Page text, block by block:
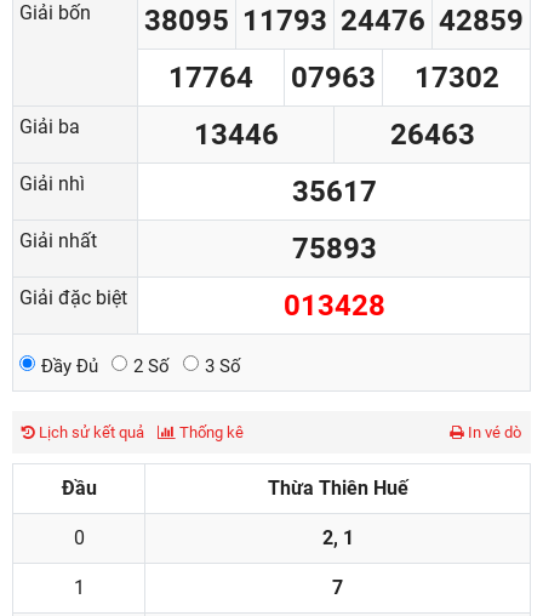
Giải bốn 38095 11793 24476 42859
17764
07963 17302
Giải ba 13446 26463
Giải nhì 35617
Giải nhất 75893
Giải đặc biệt 013428
Đầy Đủ 2 Số 3 Số
Lịch sử kết quả Thống kê In vé dò
Đầu Thừa Thiên Huế
0 2, 1
1 7